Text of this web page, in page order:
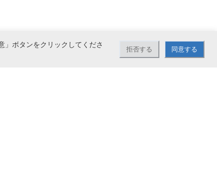
」ボタンをクリックしてくださ
拒否する 同意する